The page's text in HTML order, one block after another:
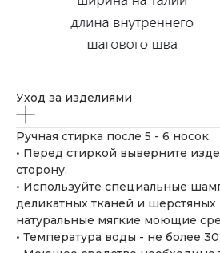
Уход за изделиями
Ручная стирка после 5 - 6 носок.
• Перед стиркой выверните
сторону.
• Используйте специальные
деликатных тканей и
натуральные мягкие моющие
• Температура воды - не более